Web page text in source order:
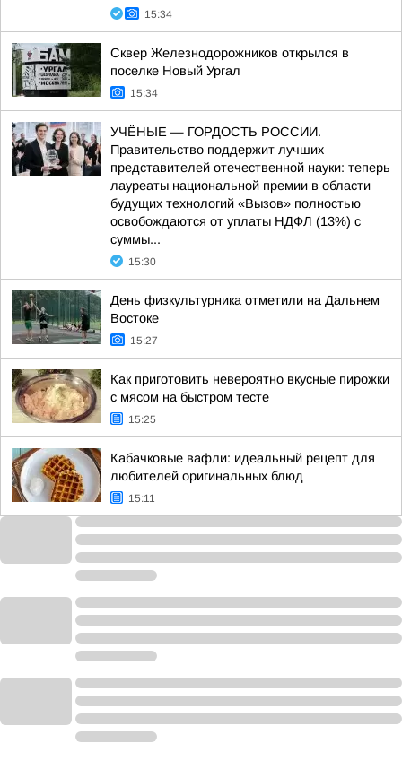
15:34
Сквер Железнодорожников открылся в
поселке Новый Ургал
15:34
УЧЁНЫЕ — ГОРДОСТЬ РОССИИ.
Правительство поддержит лучших
представителей отечественной науки: теперь
лауреаты национальной премии в области
будущих технологий «Вызов» полностью
освобождаются от уплаты НДФЛ (13%) с
суммы...
15:30
День физкультурника отметили на Дальнем
Востоке
15:27
Как приготовить невероятно вкусные пирожки
с мясом на быстром тесте
15:25
Кабачковые вафли: идеальный рецепт для
любителей оригинальных блюд
15:11